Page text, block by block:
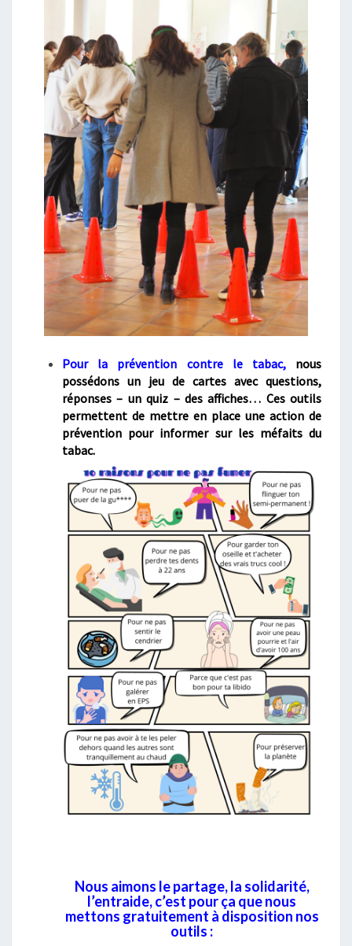
Pour la prévention contre le tabac,
nous
possédons un jeu de cartes avec questions,
réponses – un quiz – des affiches… Ces outils
permettent de mettre en place une action de
prévention pour informer sur les méfaits du
tabac.
Nous aimons le partage, la solidarité,
l’entraide, c’est pour ça que nous
mettons gratuitement à disposition nos
outils :